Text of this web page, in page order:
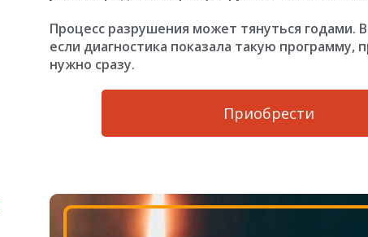
Процесс разрушения может тянуться годами.
если диагностика показала такую программу,
нужно сразу.
Приобрести